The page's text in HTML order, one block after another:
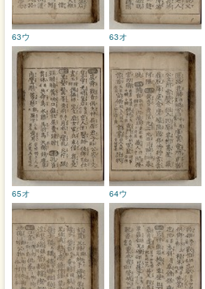
63オ
63ウ
64ウ
65オ